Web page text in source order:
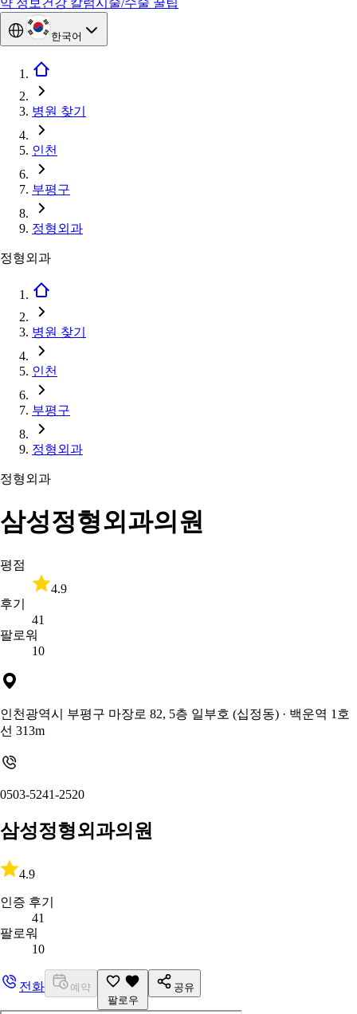
약 정보 건강 칼럼시술/수술 꿀팁
한국어
병원 찾기
인천
부평구
정형외과
정형외과
병원 찾기
인천
부평구
정형외과
정형외과
삼성정형외과의원
평점
4.9
후기
41
팔로워
10
인천광역시 부평구 마장로 82, 5층 일부호 (십정동) · 백운역 1호
선 313m
0503-5241-2520
삼성정형외과의원
4.9
인증 후기
41
팔로워
10
전화
예약
팔로우
공유